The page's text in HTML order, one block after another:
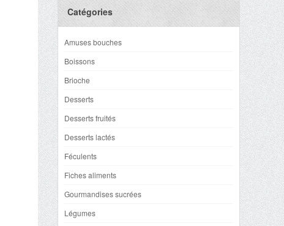
Catégories
Amuses bouches
Boissons
Brioche
Desserts
Desserts fruités
Desserts lactés
Féculents
Fiches aliments
Gourmandises sucrées
Légumes